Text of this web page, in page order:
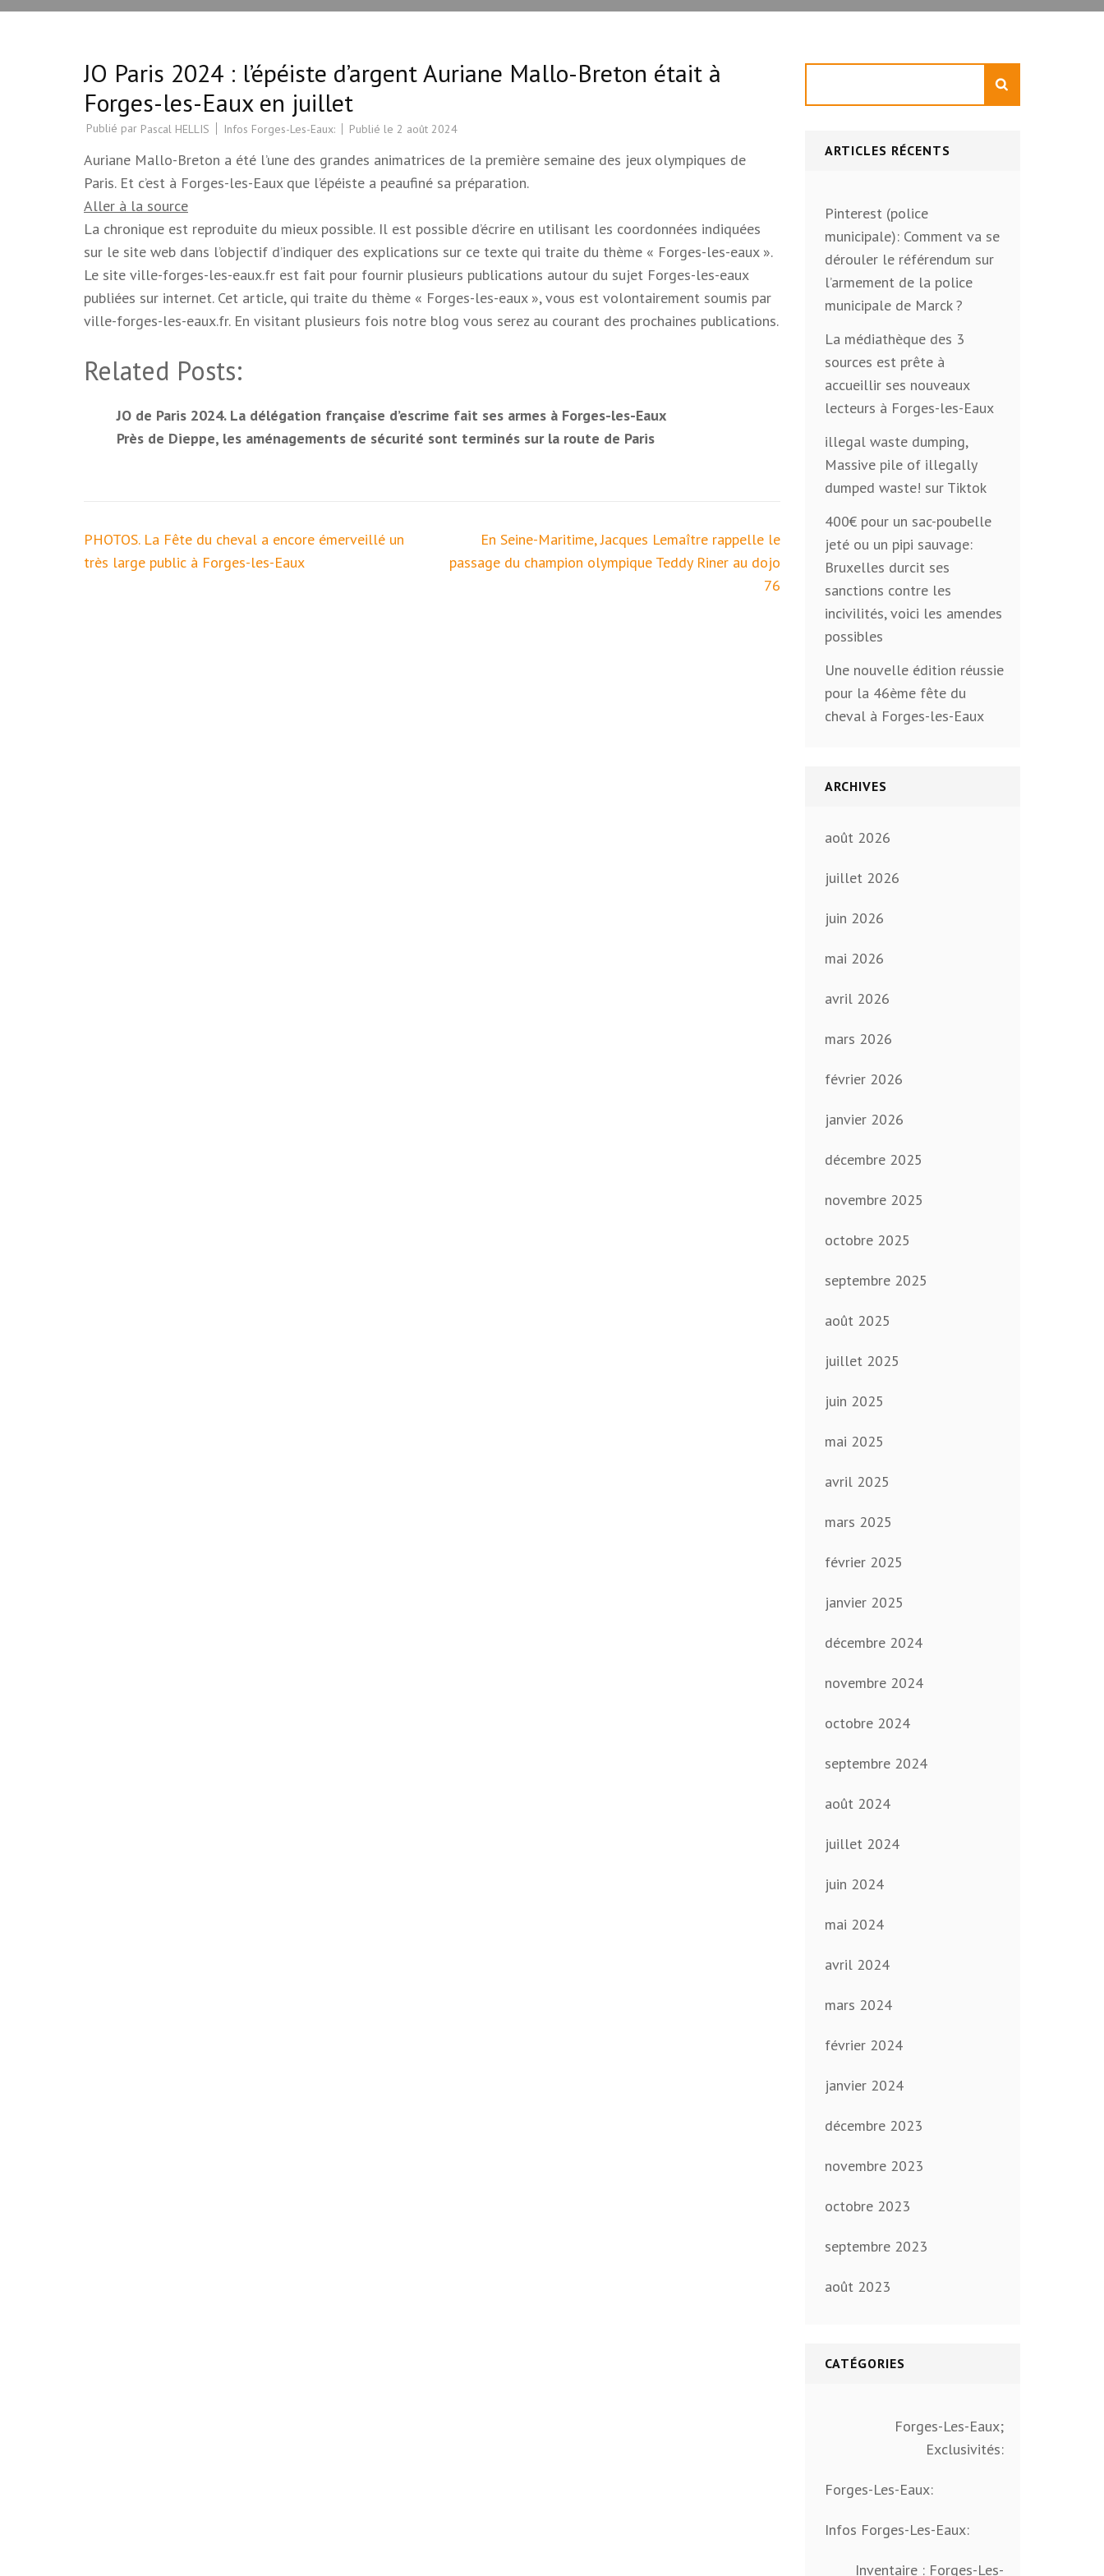
JO Paris 2024 : l’épéiste d’argent Auriane Mallo-Breton était à
Forges-les-Eaux en juillet
Publié par Pascal HELLIS Infos Forges-Les-Eaux: Publié le 2 août 2024
Auriane Mallo-Breton a été l’une des grandes animatrices de la première semaine des jeux olympiques de
Paris. Et c’est à Forges-les-Eaux que l’épéiste a peaufiné sa préparation.
Aller à la source
La chronique est reproduite du mieux possible. Il est possible d’écrire en utilisant les coordonnées indiquées
sur le site web dans l’objectif d’indiquer des explications sur ce texte qui traite du thème « Forges-les-eaux ».
Le site ville-forges-les-eaux.fr est fait pour fournir plusieurs publications autour du sujet Forges-les-eaux
publiées sur internet. Cet article, qui traite du thème « Forges-les-eaux », vous est volontairement soumis par
ville-forges-les-eaux.fr. En visitant plusieurs fois notre blog vous serez au courant des prochaines publications.
Related Posts:
JO de Paris 2024. La délégation française d’escrime fait ses armes à Forges-les-Eaux
Près de Dieppe, les aménagements de sécurité sont terminés sur la route de Paris
Navigation
de
PHOTOS. La Fête du cheval a encore émerveillé un
très large public à Forges-les-Eaux
En Seine-Maritime, Jacques Lemaître rappelle le
passage du champion olympique Teddy Riner au dojo
76
ARTICLES RÉCENTS
Pinterest (police
municipale): Comment va se
dérouler le référendum sur
l’armement de la police
municipale de Marck ?
La médiathèque des 3
sources est prête à
accueillir ses nouveaux
lecteurs à Forges-les-Eaux
illegal waste dumping,
Massive pile of illegally
dumped waste! sur Tiktok
400€ pour un sac-poubelle
jeté ou un pipi sauvage:
Bruxelles durcit ses
sanctions contre les
incivilités, voici les amendes
possibles
Une nouvelle édition réussie
pour la 46ème fête du
cheval à Forges-les-Eaux
ARCHIVES
août 2026
juillet 2026
juin 2026
mai 2026
avril 2026
mars 2026
février 2026
janvier 2026
décembre 2025
novembre 2025
octobre 2025
septembre 2025
août 2025
juillet 2025
juin 2025
mai 2025
avril 2025
mars 2025
février 2025
janvier 2025
décembre 2024
novembre 2024
octobre 2024
septembre 2024
août 2024
juillet 2024
juin 2024
mai 2024
avril 2024
mars 2024
février 2024
janvier 2024
décembre 2023
novembre 2023
octobre 2023
septembre 2023
août 2023
CATÉGORIES
Forges-Les-Eaux;
Exclusivités:
Forges-Les-Eaux:
Infos Forges-Les-Eaux:
Inventaire : Forges-Les-